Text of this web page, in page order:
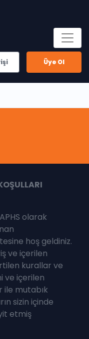
Üye Ol
olarak
hoş geldiniz.
ve içerilen
kurallar ve
ve içerilen
mutabık
sizin içinde
etmiş